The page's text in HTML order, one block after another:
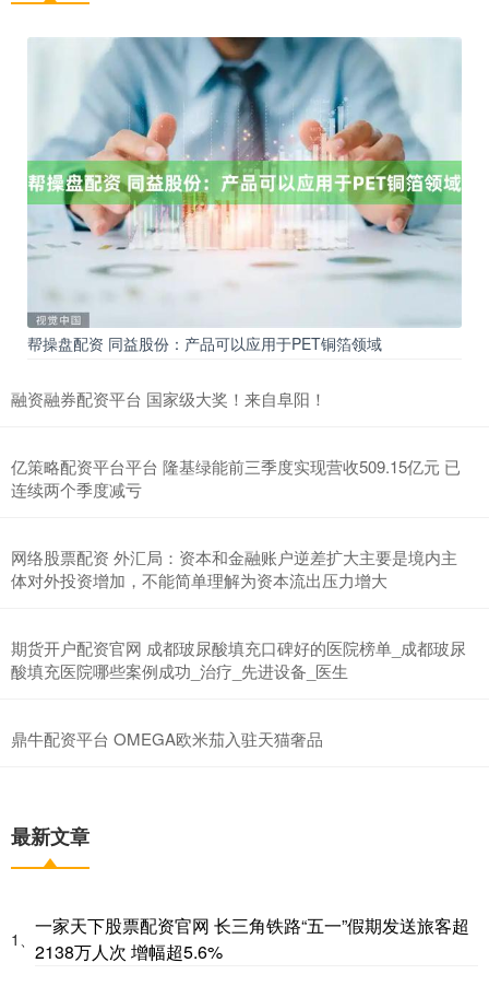
帮操盘配资 同益股份：产品可以应用于PET铜箔领域
融资融券配资平台 国家级大奖！来自阜阳！
亿策略配资平台平台 隆基绿能前三季度实现营收509.15亿元 已
连续两个季度减亏
网络股票配资 外汇局：资本和金融账户逆差扩大主要是境内主
体对外投资增加，不能简单理解为资本流出压力增大
期货开户配资官网 成都玻尿酸填充口碑好的医院榜单_成都玻尿
酸填充医院哪些案例成功_治疗_先进设备_医生
鼎牛配资平台 OMEGA欧米茄入驻天猫奢品
最新文章
1、
一家天下股票配资官网 长三角铁路“五一”假期发送旅客超
2138万人次 增幅超5.6%